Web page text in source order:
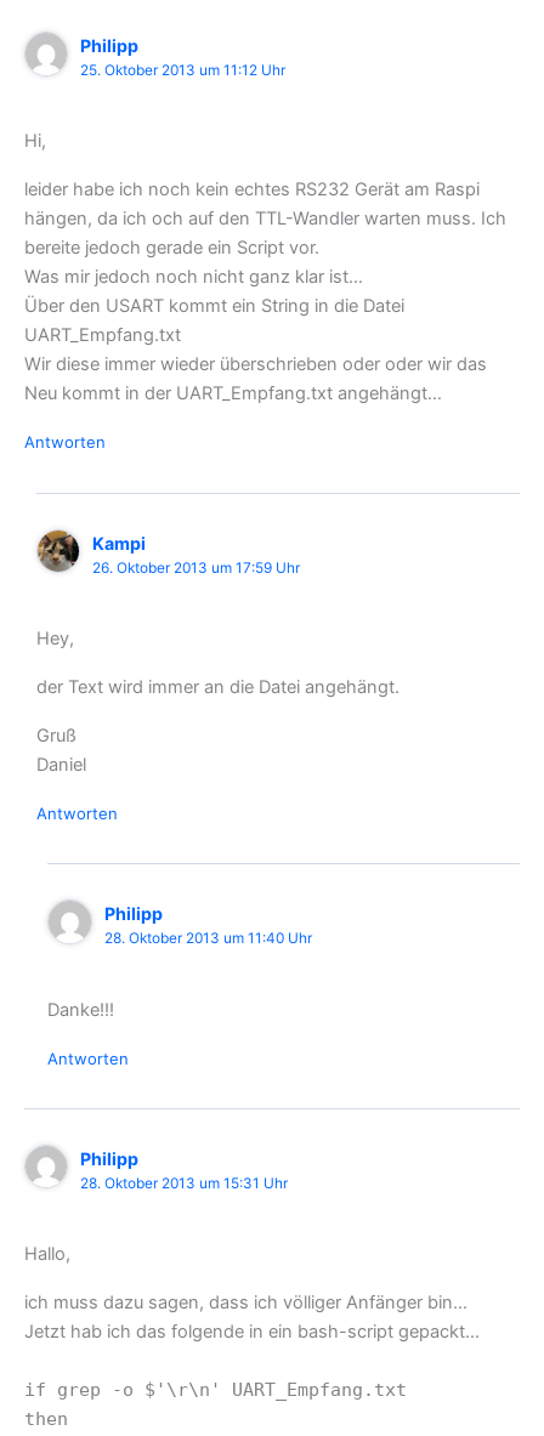
Philipp
25. Oktober 2013 um 11:12 Uhr
Hi,
leider habe ich noch kein echtes RS232 Gerät am Raspi
hängen, da ich och auf den TTL-Wandler warten muss. Ich
bereite jedoch gerade ein Script vor.
Was mir jedoch noch nicht ganz klar ist…
Über den USART kommt ein String in die Datei
UART_Empfang.txt
Wir diese immer wieder überschrieben oder oder wir das
Neu kommt in der UART_Empfang.txt angehängt…
Antworten
Kampi
26. Oktober 2013 um 17:59 Uhr
Hey,
der Text wird immer an die Datei angehängt.
Gruß
Daniel
Antworten
Philipp
28. Oktober 2013 um 11:40 Uhr
Danke!!!
Antworten
Philipp
28. Oktober 2013 um 15:31 Uhr
Hallo,
ich muss dazu sagen, dass ich völliger Anfänger bin…
Jetzt hab ich das folgende in ein bash-script gepackt…
if grep -o $'\r\n' UART_Empfang.txt
then